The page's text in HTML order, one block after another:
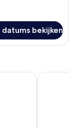
bekijken
IHG The